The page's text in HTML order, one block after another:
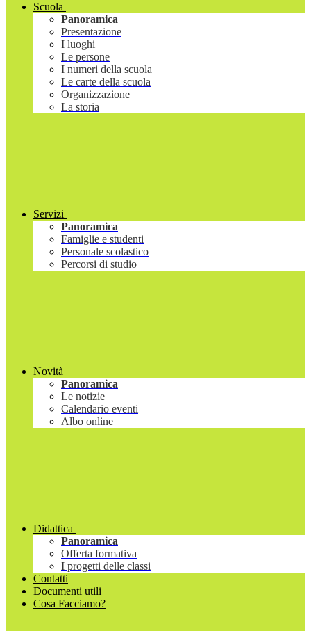
Scuola
Panoramica
Presentazione
I luoghi
Le persone
I numeri della scuola
Le carte della scuola
Organizzazione
La storia
Servizi
Panoramica
Famiglie e studenti
Personale scolastico
Percorsi di studio
Novità
Panoramica
Le notizie
Calendario eventi
Albo online
Didattica
Panoramica
Offerta formativa
I progetti delle classi
Contatti
Documenti utili
Cosa Facciamo?